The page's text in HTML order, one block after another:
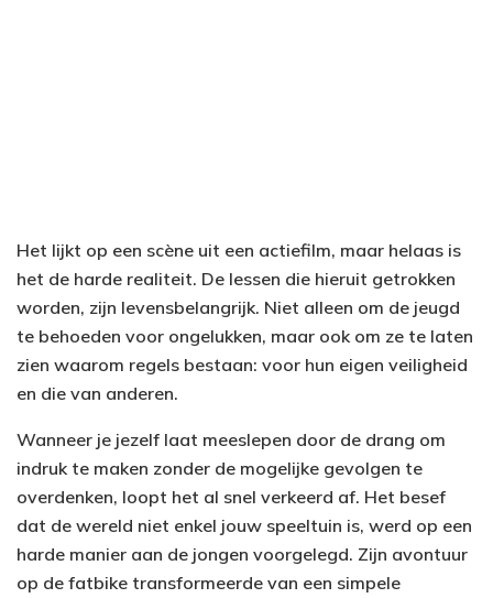
Het lijkt op een scène uit een actiefilm, maar helaas is
het de harde realiteit. De lessen die hieruit getrokken
worden, zijn levensbelangrijk. Niet alleen om de jeugd
te behoeden voor ongelukken, maar ook om ze te laten
zien waarom regels bestaan: voor hun eigen veiligheid
en die van anderen.
Wanneer je jezelf laat meeslepen door de drang om
indruk te maken zonder de mogelijke gevolgen te
overdenken, loopt het al snel verkeerd af. Het besef
dat de wereld niet enkel jouw speeltuin is, werd op een
harde manier aan de jongen voorgelegd. Zijn avontuur
op de fatbike transformeerde van een simpele